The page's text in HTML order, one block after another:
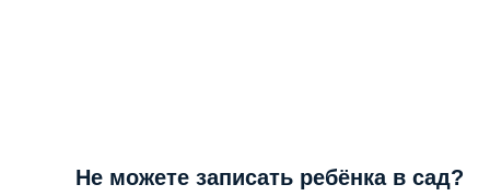
Не можете записать ребёнка в сад?